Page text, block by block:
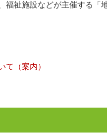
福祉施設などが主催する「
て（案内）